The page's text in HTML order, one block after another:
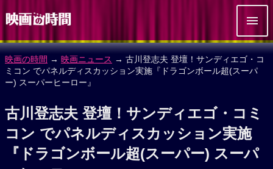
映画の時間 → 映画ニュース → 古川登志夫 登壇！サンディエゴ・コ
ミコン でパネルディスカッション実施『ドラゴンボール超(スーパ
ー) スーパーヒーロー』
古川登志夫 登壇！サンディエゴ・コミ
コン でパネルディスカッション実施
『ドラゴンボール超(スーパー) スーパ